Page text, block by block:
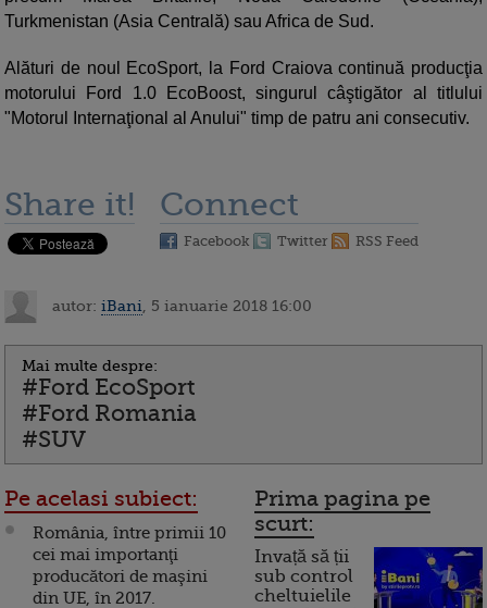
Turkmenistan (Asia Centrală) sau Africa de Sud.
Alături de noul EcoSport, la Ford Craiova continuă producţia
motorului Ford 1.0 EcoBoost, singurul câştigător al titlului
"Motorul Internaţional al Anului" timp de patru ani consecutiv.
Share it! Connect
Facebook Twitter RSS Feed
autor: iBani , 5 ianuarie 2018 16:00
Mai multe despre:
#Ford EcoSport
#Ford Romania
#SUV
Pe acelasi subiect:
România, între primii 10
cei mai importanţi
producători de maşini
din UE, în 2017.
Prima pagina pe
scurt:
Invață să ții
sub control
cheltuielile